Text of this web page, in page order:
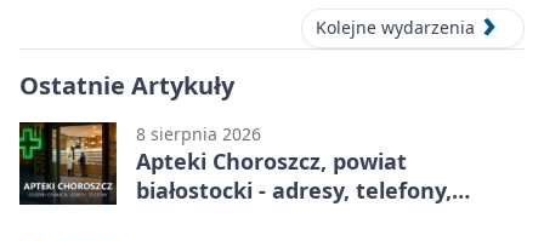
Kolejne wydarzenia
Ostatnie Artykuły
8 sierpnia 2026
Apteki Choroszcz, powiat
białostocki - adresy, telefony,